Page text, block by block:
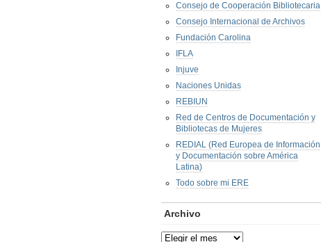
Consejo de Cooperación Bibliotecaria
Consejo Internacional de Archivos
Fundación Carolina
IFLA
Injuve
Naciones Unidas
REBIUN
Red de Centros de Documentación y
Bibliotecas de Mujeres
REDIAL (Red Europea de Información
y Documentación sobre América
Latina)
Todo sobre mi ERE
Archivo
Archivo